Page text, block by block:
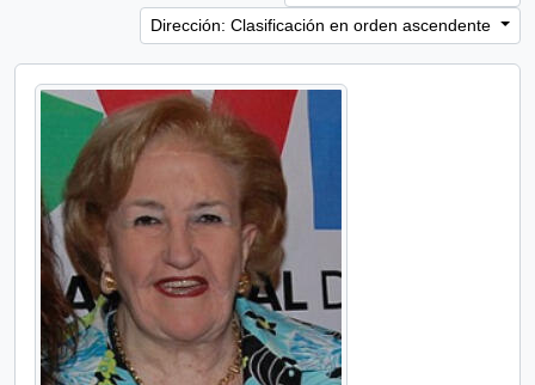
Dirección: Clasificación en orden ascendente